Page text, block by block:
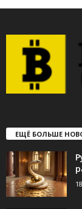
ЕЩЁ БОЛЬШЕ